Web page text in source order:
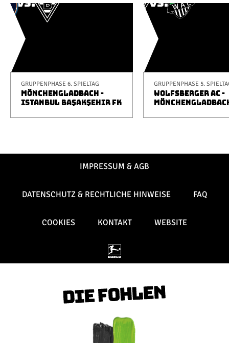
GRUPPENPHASE 6. SPIELTAG
MÖNCHENGLADBACH -
ISTANBUL BAŞAKŞEHIR FK
GRUPPENPHASE 5.
WOLFSBERGER AC -
IMPRESSUM & AGB
DATENSCHUTZ & RECHTLICHE HINWEISE FAQ
COOKIES KONTAKT WEBSITE